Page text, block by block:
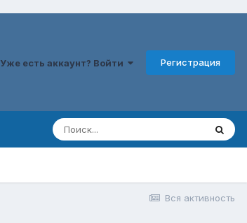
Уже есть аккаунт? Войти Регистрация
Вся активность